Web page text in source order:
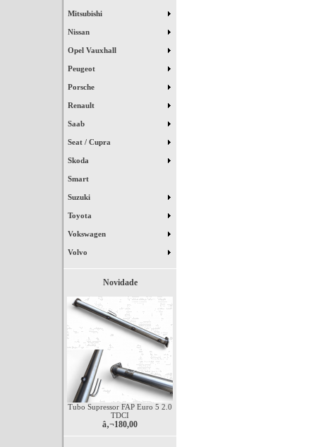
Mitsubishi
Nissan
Opel Vauxhall
Peugeot
Porsche
Renault
Saab
Seat / Cupra
Skoda
Smart
Suzuki
Toyota
Vokswagen
Volvo
Novidade
Tubo Supressor FAP Euro 5 2.0
TDCI
â‚¬180,00